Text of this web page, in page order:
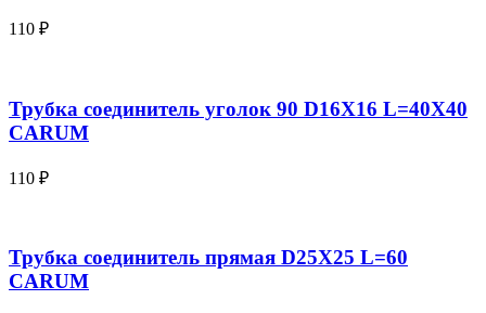
110 ₽
Трубка соединитель уголок 90 D16X16 L=40X40
CARUM
110 ₽
Трубка соединитель прямая D25X25 L=60
CARUM